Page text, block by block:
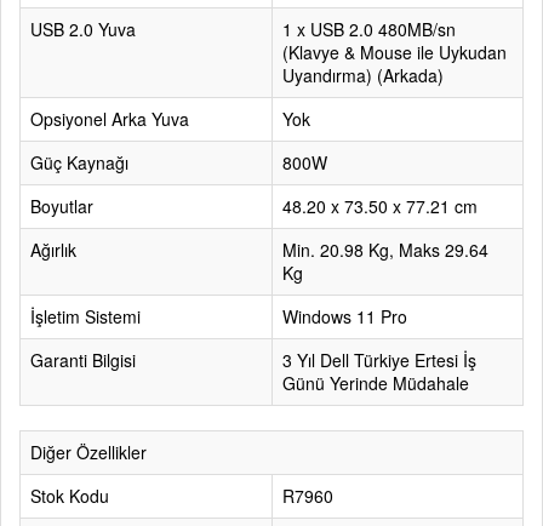
USB 2.0 Yuva
1 x USB 2.0 480MB/sn
(Klavye & Mouse ile Uykudan
Uyandırma) (Arkada)
Opsiyonel Arka Yuva
Yok
Güç Kaynağı
800W
Boyutlar
48.20 x 73.50 x 77.21 cm
Ağırlık
Min. 20.98 Kg, Maks 29.64
Kg
İşletim Sistemi
Windows 11 Pro
Garanti Bilgisi
3 Yıl Dell Türkiye Ertesi İş
Günü Yerinde Müdahale
Diğer Özellikler
Stok Kodu
R7960